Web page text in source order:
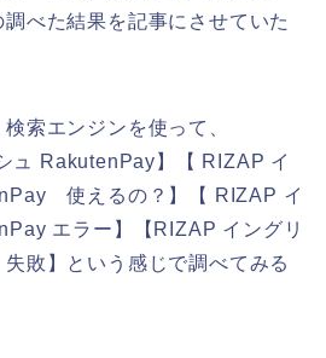
べた結果を記事にさせていた
索エンジンを使って、
ュ RakutenPay】【 RIZAP イ
使えるの？】【 RIZAP イ
エラー】【RIZAP イングリ
敗】という感じで調べてみる